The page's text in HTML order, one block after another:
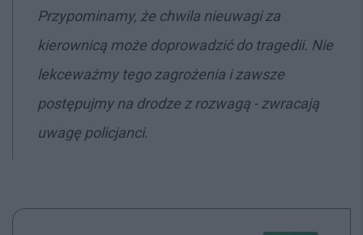
Przypominamy, że chwila nieuwagi za
kierownicą może doprowadzić do tragedii. Nie
lekceważmy tego zagrożenia i zawsze
postępujmy na drodze z rozwagą - zwracają
uwagę policjanci.